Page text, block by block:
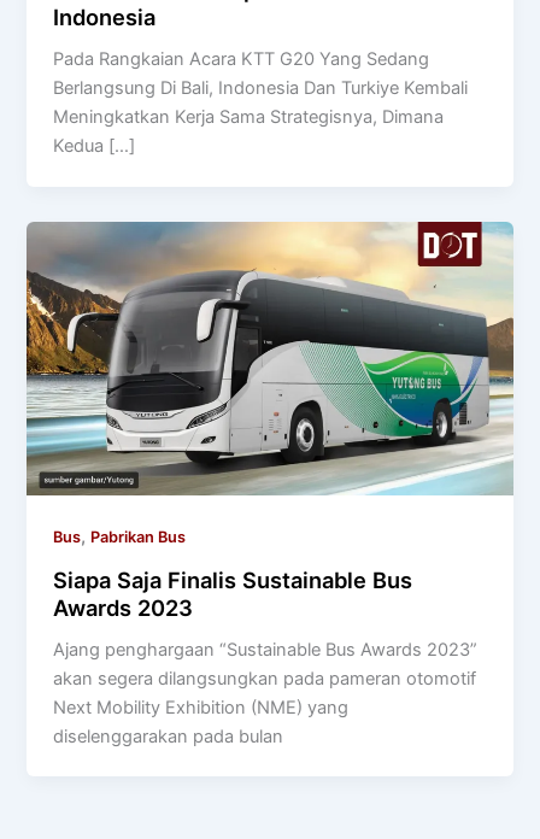
Indonesia
Pada Rangkaian Acara KTT G20 Yang Sedang
Berlangsung Di Bali, Indonesia Dan Turkiye Kembali
Meningkatkan Kerja Sama Strategisnya, Dimana
Kedua […]
Bus, Pabrikan Bus
Siapa Saja Finalis Sustainable Bus
Awards 2023
Ajang penghargaan “Sustainable Bus Awards 2023”
akan segera dilangsungkan pada pameran otomotif
Next Mobility Exhibition (NME) yang
diselenggarakan pada bulan